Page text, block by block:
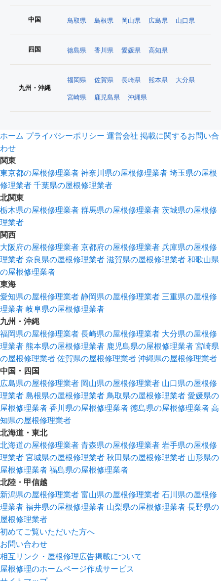
中国 鳥取県 島根県 岡山県 広島県 山口県
四国 徳島県 香川県 愛媛県 高知県
九州・沖縄
福岡県 佐賀県 長崎県 熊本県 大分県
宮崎県 鹿児島県 沖縄県
ホーム プライバシーポリシー 運営会社 掲載に関するお問い合
わせ
関東
東京都の屋根修理業者 神奈川県の屋根修理業者 埼玉県の屋根
修理業者 千葉県の屋根修理業者
北関東
栃木県の屋根修理業者 群馬県の屋根修理業者 茨城県の屋根修
理業者
関西
大阪府の屋根修理業者 京都府の屋根修理業者 兵庫県の屋根修
理業者 奈良県の屋根修理業者 滋賀県の屋根修理業者 和歌山県
の屋根修理業者
東海
愛知県の屋根修理業者 静岡県の屋根修理業者 三重県の屋根修
理業者 岐阜県の屋根修理業者
九州・沖縄
福岡県の屋根修理業者 長崎県の屋根修理業者 大分県の屋根修
理業者 熊本県の屋根修理業者 鹿児島県の屋根修理業者 宮崎県
の屋根修理業者 佐賀県の屋根修理業者 沖縄県の屋根修理業者
中国・四国
広島県の屋根修理業者 岡山県の屋根修理業者 山口県の屋根修
理業者 島根県の屋根修理業者 鳥取県の屋根修理業者 愛媛県の
屋根修理業者 香川県の屋根修理業者 徳島県の屋根修理業者 高
知県の屋根修理業者
北海道・東北
北海道の屋根修理業者 青森県の屋根修理業者 岩手県の屋根修
理業者 宮城県の屋根修理業者 秋田県の屋根修理業者 山形県の
屋根修理業者 福島県の屋根修理業者
北陸・甲信越
新潟県の屋根修理業者 富山県の屋根修理業者 石川県の屋根修
理業者 福井県の屋根修理業者 山梨県の屋根修理業者 長野県の
屋根修理業者
初めてご覧いただいた方へ
お問い合わせ
相互リンク・屋根修理広告掲載について
屋根修理のホームページ作成サービス